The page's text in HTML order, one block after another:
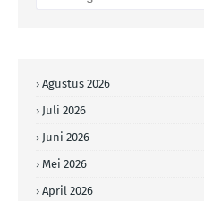
Agustus 2026
Juli 2026
Juni 2026
Mei 2026
April 2026